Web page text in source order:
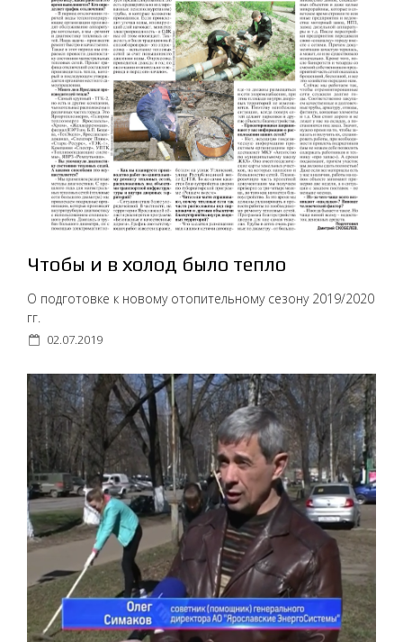
Чтобы и в холод было тепло
О подготовке к новому отопительному сезону 2019/2020
гг.
02.07.2019